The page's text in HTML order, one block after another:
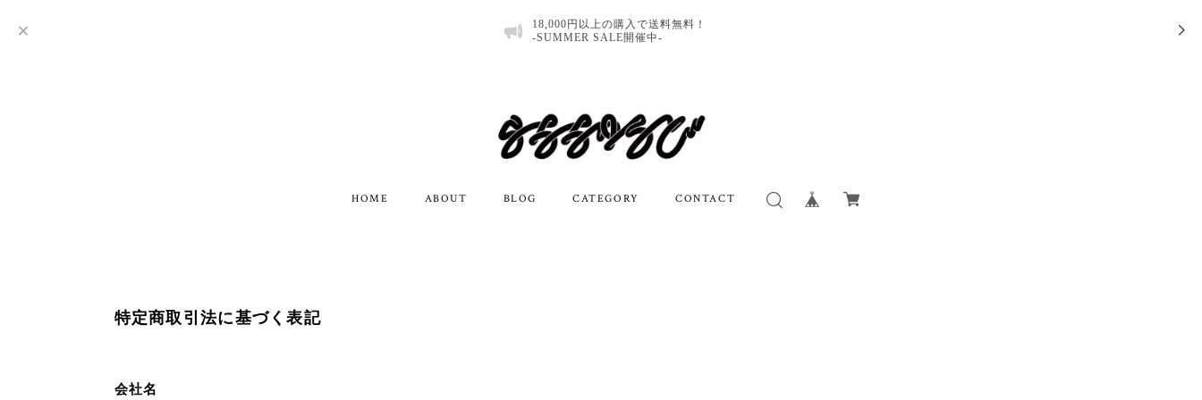
18,000円以上の購入で送料無料！
-SUMMER SALE開催中-
HOME ABOUT BLOG CATEGORY CONTACT
特定商取引法に基づく表記
会社名